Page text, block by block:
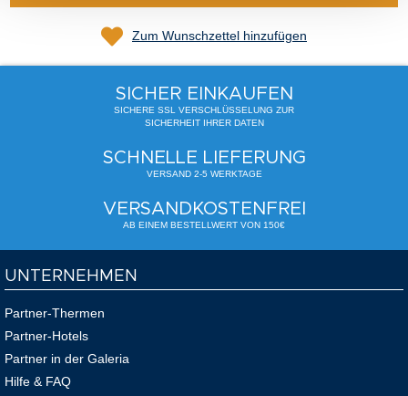
Zum Wunschzettel hinzufügen
SICHER EINKAUFEN
SICHERE SSL VERSCHLÜSSELUNG ZUR
SICHERHEIT IHRER DATEN
SCHNELLE LIEFERUNG
VERSAND 2-5 WERKTAGE
VERSANDKOSTENFREI
AB EINEM BESTELLWERT VON 150€
UNTERNEHMEN
Partner-Thermen
Partner-Hotels
Partner in der Galeria
Hilfe & FAQ